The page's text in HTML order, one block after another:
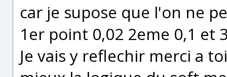
car je supose que l'on ne
1er point 0,02 2eme 0,1 et
Je vais y reflechir merci a